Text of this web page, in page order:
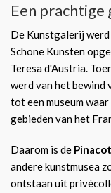
Een prachtige
De Kunstgalerij
Schone Kunsten
Teresa d'Austria.
werd van het bewind
tot een museum
gebieden van het
Daarom is de
andere kunstmusea
ontstaan uit